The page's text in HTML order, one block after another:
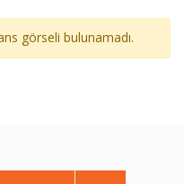
görseli bulunamadı.